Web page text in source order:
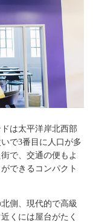
は太平洋岸北西部
で3番目に人口が多
で、交通の便もよ
できるコンパクト
側、現代的で高級
くには屋台がたく